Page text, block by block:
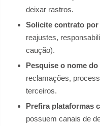
deixar rastros.
Solicite contrato
reajustes,
caução).
Pesquise o nome
reclamações,
terceiros.
Prefira plataformas
possuem canais de